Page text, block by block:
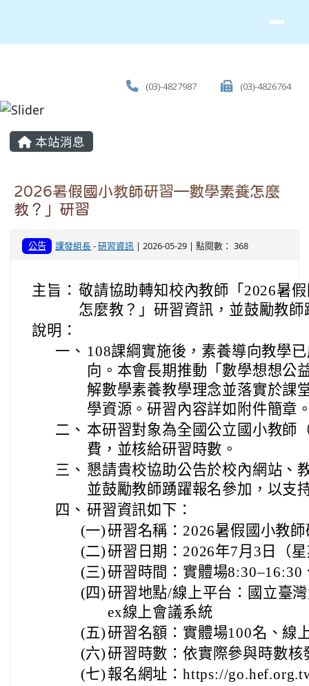
(03)-4827987 (03)-4826764
主內容區域
本站消息
2026暑假國小教師研習—數學素養怎麼
教？」研習
公告 課發組長-研習資訊 | 2026-05-29 | 點閱數： 368
主旨： 敬請協助轉知校內教師「2026暑
怎麼教？」研習資訊，並鼓勵教
說明：
一、 108課綱實施後，素養導向教學
向。本會長期推動「數學想想公
解數學素養教學理念並落實於課
學資源。研習內容詳如附件簡章
二、 本研習對象為全國公立國小教師
費，並核給研習時數。
三、 懇請貴校協助公告於校內網站、
並鼓勵教師踴躍報名參加，以支
四、 研習資訊如下：
(一)研習名稱：2026暑假國小教
(二)研習日期：2026年7月3日（
(三)研習時間：實體場
(四)研習地點/線上平台：國立臺
ex線上會議系統
(五)研習名額：實體場100名、線
(六)研習時數：依實際參與時數核
(七) 報名網址：https://